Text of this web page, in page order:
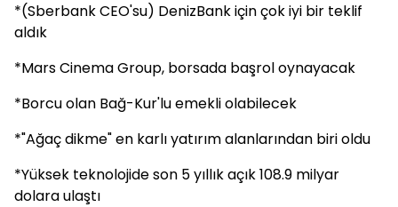
*(Sberbank CEO'su) DenizBank için çok iyi bir teklif
aldık
*Mars Cinema Group, borsada başrol oynayacak
*Borcu olan Bağ-Kur'lu emekli olabilecek
*"Ağaç dikme" en karlı yatırım alanlarından biri oldu
*Yüksek teknolojide son 5 yıllık açık 108.9 milyar
dolara ulaştı